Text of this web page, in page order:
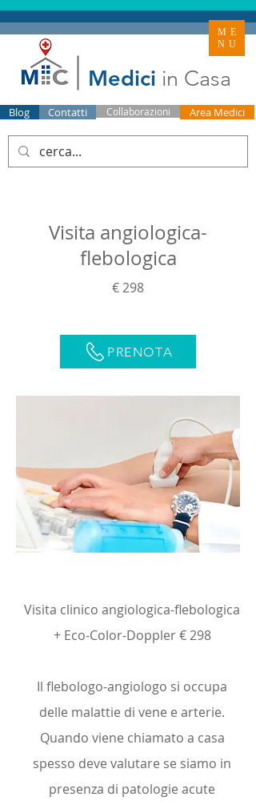
Medici in Casa
Blog Contatti Collaborazioni Area Medici
ME
NU
Visita angiologica-
flebologica
€ 298
PRENOTA
Visita clinico angiologica-flebologica
+ Eco-Color-Doppler € 298
Il flebologo-angiologo si occupa
delle malattie di vene e arterie.
Quando viene chiamato a casa
spesso deve valutare se siamo in
presenza di patologie acute